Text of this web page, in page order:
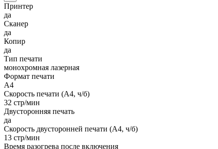
Принтер
да
Сканер
да
Копир
да
Тип печати
монохромная лазерная
Формат печати
A4
Скорость печати (А4, ч/б)
32 стр/мин
Двусторонняя печать
да
Скорость двусторонней печати (А4, ч/б)
13 стр/мин
Время разогрева после включения